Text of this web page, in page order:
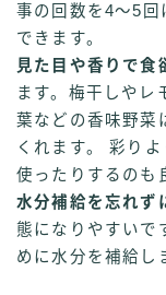
事の回数を4～5回
できます。
見た目や香りで食
ます。梅干しやレ
葉などの香味野菜
くれます。 彩り
使ったりするのも
水分補給を忘れず
態になりやすいで
めに水分を補給し